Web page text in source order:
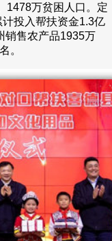
1478万贫困人口。定
投入帮扶资金1.3亿
销售农产品1935万
。